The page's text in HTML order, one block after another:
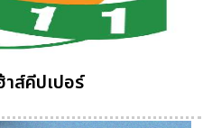
ส์คีปเปอร์